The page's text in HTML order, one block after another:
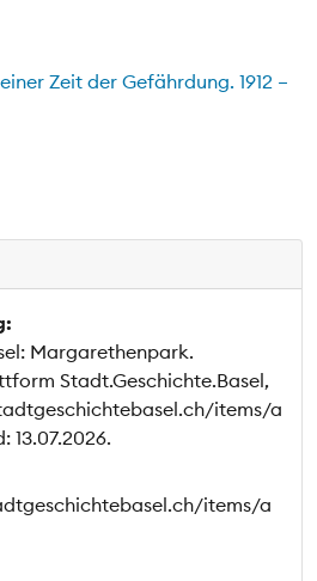
Zeit der Gefährdung. 1912 –
Margarethenpark.
Stadt.Geschichte.Basel,
items/a
13.07.2026.
items/a